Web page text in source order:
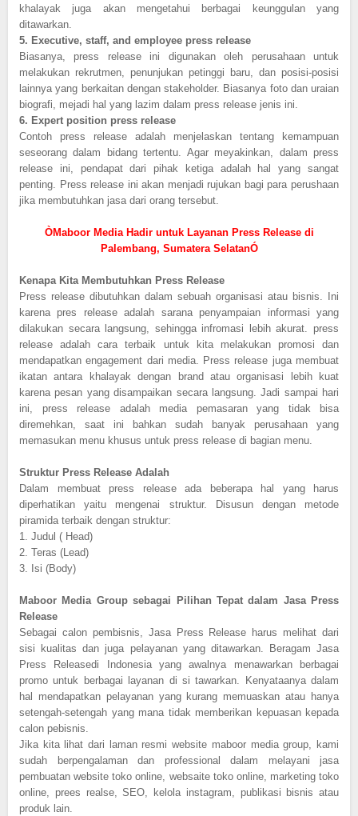
khalayak juga akan mengetahui berbagai keunggulan yang
ditawarkan.
5. Executive, staff, and employee press release
Biasanya, press release ini digunakan oleh perusahaan untuk
melakukan rekrutmen, penunjukan petinggi baru, dan posisi-posisi
lainnya yang berkaitan dengan stakeholder. Biasanya foto dan uraian
biografi, mejadi hal yang lazim dalam press release jenis ini.
6. Expert position press release
Contoh press release adalah menjelaskan tentang kemampuan
seseorang dalam bidang tertentu. Agar meyakinkan, dalam press
release ini, pendapat dari pihak ketiga adalah hal yang sangat
penting. Press release ini akan menjadi rujukan bagi para perushaan
jika membutuhkan jasa dari orang tersebut.
ÒMaboor Media Hadir untuk Layanan Press Release di
Palembang, Sumatera SelatanÓ
Kenapa Kita Membutuhkan Press Release
Press release dibutuhkan dalam sebuah organisasi atau bisnis. Ini
karena pres release adalah sarana penyampaian informasi yang
dilakukan secara langsung, sehingga infromasi lebih akurat. press
release adalah cara terbaik untuk kita melakukan promosi dan
mendapatkan engagement dari media. Press release juga membuat
ikatan antara khalayak dengan brand atau organisasi lebih kuat
karena pesan yang disampaikan secara langsung. Jadi sampai hari
ini, press release adalah media pemasaran yang tidak bisa
diremehkan, saat ini bahkan sudah banyak perusahaan yang
memasukan menu khusus untuk press release di bagian menu.
Struktur Press Release Adalah
Dalam membuat press release ada beberapa hal yang harus
diperhatikan yaitu mengenai struktur. Disusun dengan metode
piramida terbaik dengan struktur:
1. Judul ( Head)
2. Teras (Lead)
3. Isi (Body)
Maboor Media Group sebagai Pilihan Tepat dalam Jasa Press
Release
Sebagai calon pembisnis, Jasa Press Release harus melihat dari
sisi kualitas dan juga pelayanan yang ditawarkan. Beragam Jasa
Press Releasedi Indonesia yang awalnya menawarkan berbagai
promo untuk berbagai layanan di si tawarkan. Kenyataanya dalam
hal mendapatkan pelayanan yang kurang memuaskan atau hanya
setengah-setengah yang mana tidak memberikan kepuasan kepada
calon pebisnis.
Jika kita lihat dari laman resmi website maboor media group, kami
sudah berpengalaman dan professional dalam melayani jasa
pembuatan website toko online, websaite toko online, marketing toko
online, prees realse, SEO, kelola instagram, publikasi bisnis atau
produk lain.